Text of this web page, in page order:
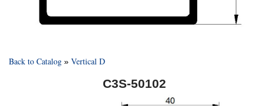
Back to Catalog Vertical D
C3S-50102